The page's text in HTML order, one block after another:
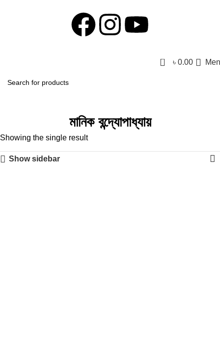
0 ৳ 0.00
মানিক বন্দ্যোপাধ্যায়
Showing the single result
Show sidebar